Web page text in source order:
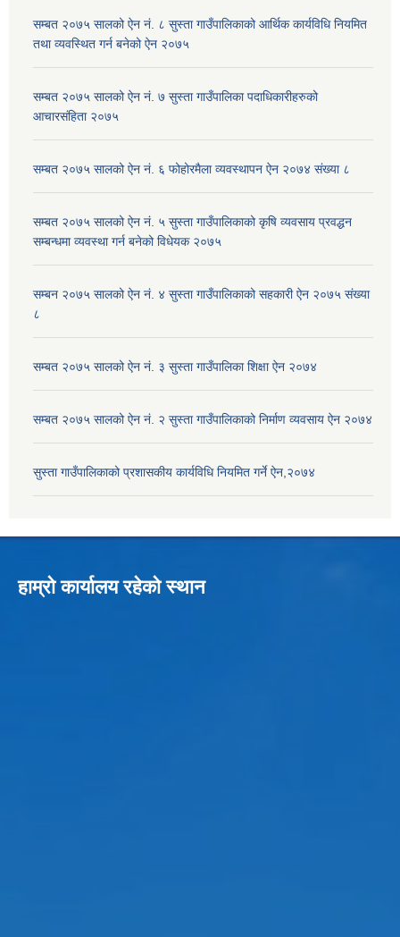
सम्बत २०७५ सालको ऐन नं. ८ सुस्ता गाउँपालिकाको आर्थिक कार्यविधि नियमित
तथा व्यवस्थित गर्न बनेको ऐन २०७५
सम्बत २०७५ सालको ऐन नं. ७ सुस्ता गाउँपालिका पदाधिकारीहरुको
आचारसंहिता २०७५
सम्बत २०७५ सालको ऐन नं. ६ फोहोरमैला व्यवस्थापन ऐन २०७४ संख्या ८
सम्बत २०७५ सालको ऐन नं. ५ सुस्ता गाउँपालिकाको कृषि व्यवसाय प्रवद्धन
सम्बन्धमा व्यवस्था गर्न बनेको विधेयक २०७५
सम्बन २०७५ सालको ऐन नं. ४ सुस्ता गाउँपालिकाको सहकारी ऐन २०७५ संख्या
८
सम्बत २०७५ सालको ऐन नं. ३ सुस्ता गाउँपालिका शिक्षा ऐन २०७४
सम्बत २०७५ सालको ऐन नं. २ सुस्ता गाउँपालिकाको निर्माण व्यवसाय ऐन २०७४
सुस्ता गाउँपालिकाको प्रशासकीय कार्यविधि नियमित गर्ने ऐन,२०७४
हाम्रो कार्यालय रहेको स्थान